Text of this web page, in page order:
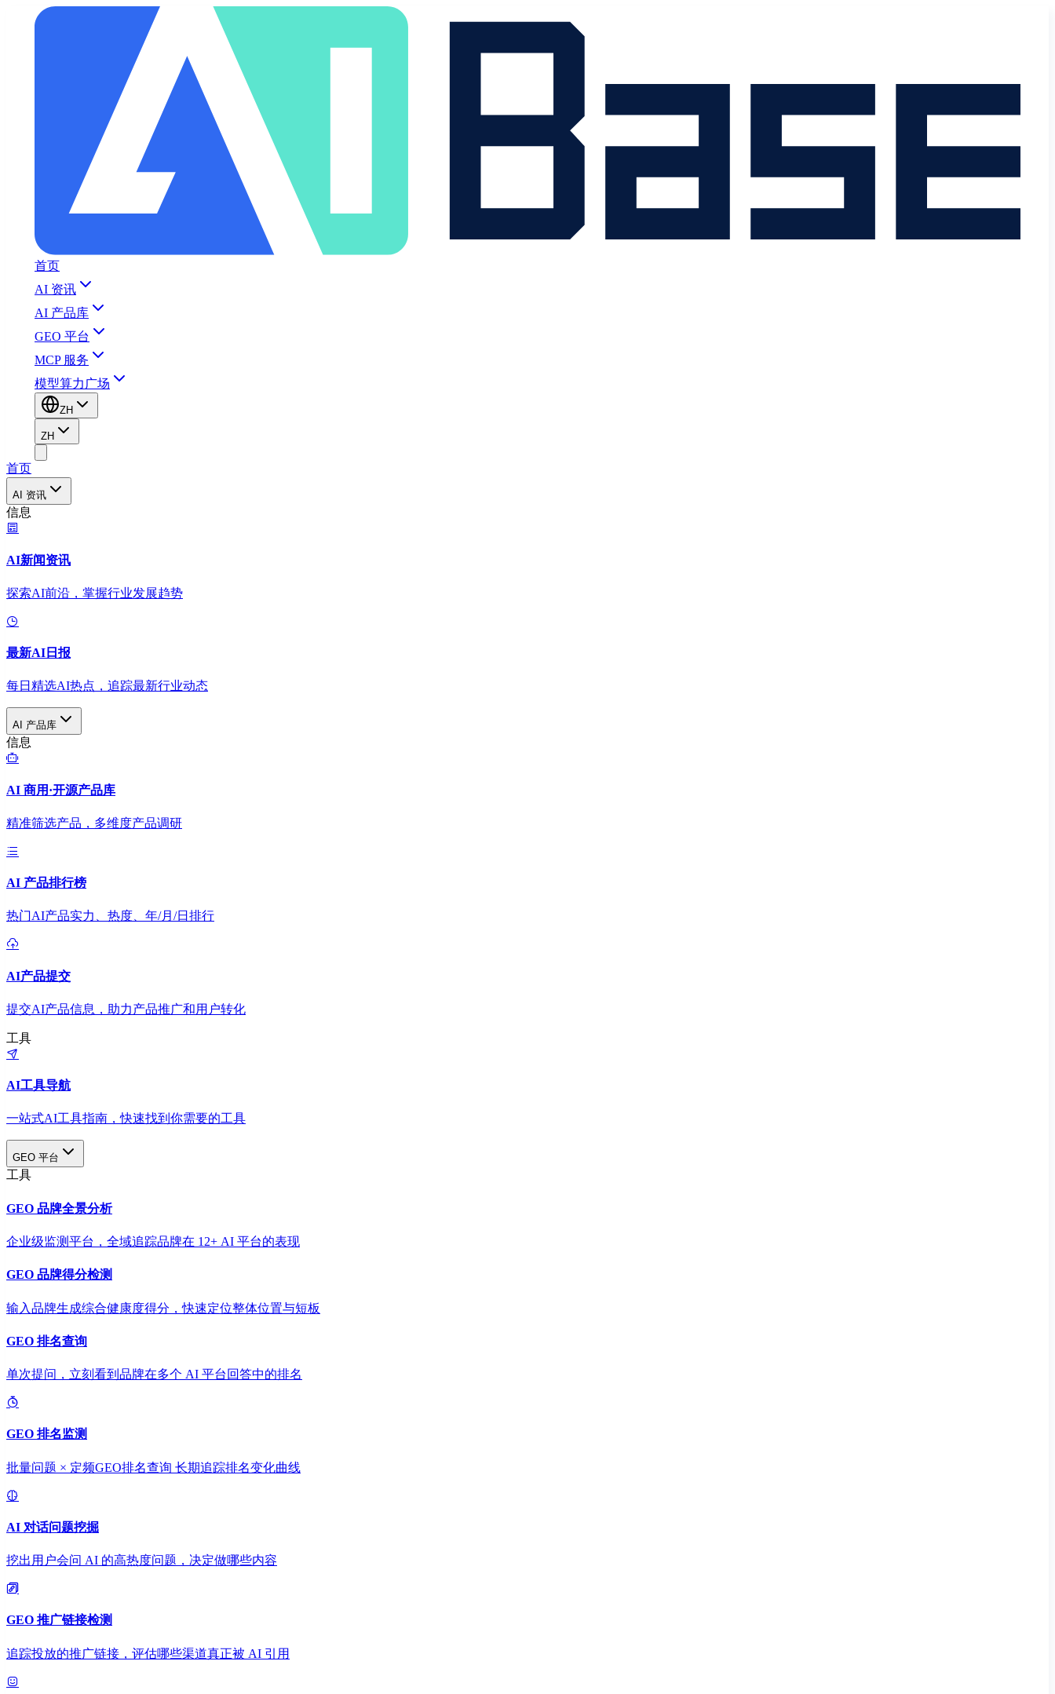
首页
AI 资讯
AI 产品库
GEO 平台
MCP 服务
模型算力广场
ZH
ZH
首页
AI 资讯
信息
AI新闻资讯
探索AI前沿，掌握行业发展趋势
最新AI日报
每日精选AI热点，追踪最新行业动态
AI 产品库
信息
AI 商用·开源产品库
精准筛选产品，多维度产品调研
AI 产品排行榜
热门AI产品实力、热度、年/月/日排行
AI产品提交
提交AI产品信息，助力产品推广和用户转化
工具
AI工具导航
一站式AI工具指南，快速找到你需要的工具
GEO 平台
工具
GEO 品牌全景分析
企业级监测平台，全域追踪品牌在 12+ AI 平台的表现
GEO 品牌得分检测
输入品牌生成综合健康度得分，快速定位整体位置与短板
GEO 排名查询
单次提问，立刻看到品牌在多个 AI 平台回答中的排名
GEO 排名监测
批量问题 × 定频GEO排名查询 长期追踪排名变化曲线
AI 对话问题挖掘
挖出用户会问 AI 的高热度问题，决定做哪些内容
GEO 推广链接检测
追踪投放的推广链接，评估哪些渠道真正被 AI 引用